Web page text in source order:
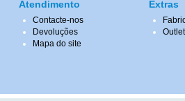
Atendimento
Contacte-nos
Devoluções
Mapa do site
Extras
Outlet